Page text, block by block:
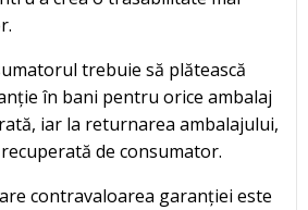
trebuie să plătească
în bani pentru orice ambalaj
iar la returnarea ambalajului,
de consumator.
contravaloarea garanției este